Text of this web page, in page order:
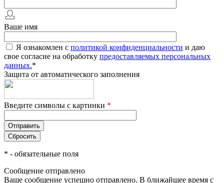
Ваше имя
Я ознакомлен с политикой конфиденциальности и даю
свое согласие на обработку предоставляемых персональных
данных.*
Защита от автоматического заполнения
Введите символы с картинки *
* - обязательные поля
Сообщение отправлено
Ваше сообщение успешно отправлено. В ближайшее время с